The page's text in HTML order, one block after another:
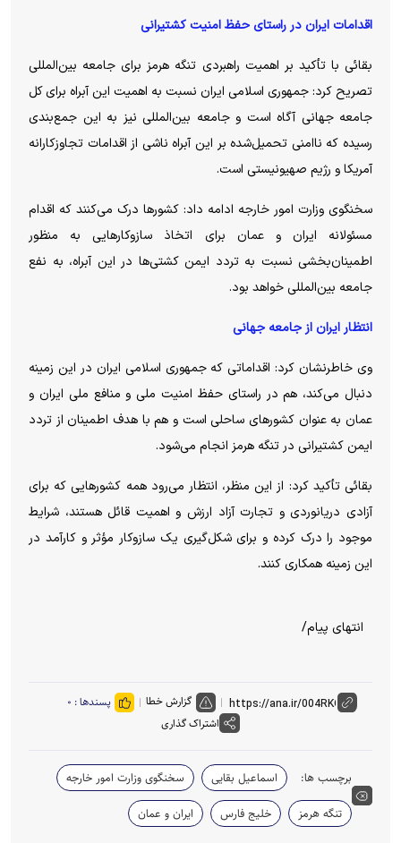
اقدامات ایران در راستای حفظ امنیت کشتیرانی
بقائی با تأکید بر اهمیت راهبردی تنگه هرمز برای جامعه بین‌المللی
تصریح کرد: جمهوری اسلامی ایران نسبت به اهمیت این آبراه برای کل
جامعه جهانی آگاه است و جامعه بین‌المللی نیز به این جمع‌بندی
رسیده که ناامنی تحمیل‌شده بر این آبراه ناشی از اقدامات تجاوزکارانه
آمریکا و رژیم صهیونیستی است.
سخنگوی وزارت امور خارجه ادامه داد: کشور‌ها درک می‌کنند که اقدام
مسئولانه ایران و عمان برای اتخاذ سازوکار‌هایی به منظور
اطمینان‌بخشی نسبت به تردد ایمن کشتی‌ها در این آبراه، به نفع
جامعه بین‌المللی خواهد بود.
انتظار ایران از جامعه جهانی
وی خاطرنشان کرد: اقداماتی که جمهوری اسلامی ایران در این زمینه
دنبال می‌کند، هم در راستای حفظ امنیت ملی و منافع ملی ایران و
عمان به عنوان کشور‌های ساحلی است و هم با هدف اطمینان از تردد
ایمن کشتیرانی در تنگه هرمز انجام می‌شود.
بقائی تأکید کرد: از این منظر، انتظار می‌رود همه کشور‌هایی که برای
آزادی دریانوردی و تجارت آزاد ارزش و اهمیت قائل هستند، شرایط
موجود را درک کرده و برای شکل‌گیری یک سازوکار مؤثر و کارآمد در
این زمینه همکاری کنند.
انتهای پیام/
گزارش خطا پسندها : ۰
اشتراک گذاری
برچسب ها: اسماعیل بقایی
سخنگوی وزارت امور خارجه
تنگه هرمز
خلیج فارس ایران و عمان